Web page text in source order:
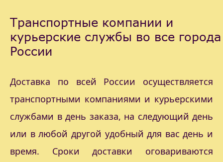
Транспортные компании и
курьерские службы во все города
России
Доставка по всей России осуществляется
транспортными компаниями и курьерскими
службами в день заказа, на следующий день
или в любой другой удобный для вас день и
время. Сроки доставки оговариваются